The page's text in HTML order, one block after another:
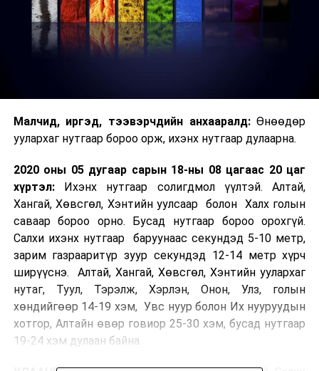
Малчид, иргэд, тээвэрчдийн анхааралд:Өнөөдөр
уулархаг нутгаар бороо орж, ихэнх нутгаар дулаарна.
2020 оны 05 дугаар сарын 18-ны 08 цагаас 20 цаг
хүртэл:Ихэнх нутгаар солигдмол үүлтэй. Алтай,
Хангай, Хөвсгөл, Хэнтийн уулсаар болон Халх голын
саваар бороо орно. Бусад нутгаар бороо орохгүй.
Салхи ихэнх нутгаар баруунаас секундэд 5-10 метр,
зарим газрааритүр зуур секундэд 12-14 метр хүрч
ширүүснэ. Алтай, Хангай, Хөвсгөл, Хэнтийн уулархаг
нутаг, Туул, Тэрэлж, Хэрлэн, Онон, Улз, голын
хөндийгөөр 14-19 хэм, Увс нуур болон Их нууруудын
хотгор, Алтайн өвөр говиор 25-30 хэм, бусад нутгаар
19-24 хэм дулаан байна.